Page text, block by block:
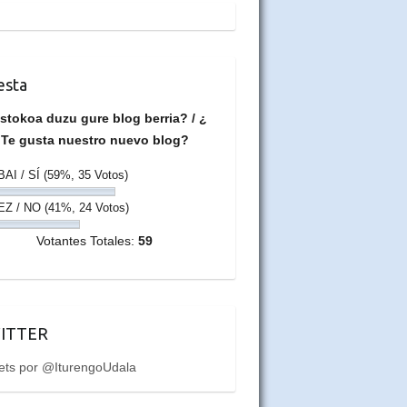
duzu gure blog berria? / ¿
Te gusta nuestro nuevo blog?
BAI / SÍ (59%, 35 Votos)
EZ / NO (41%, 24 Votos)
Votantes Totales: 59
por @IturengoUdala